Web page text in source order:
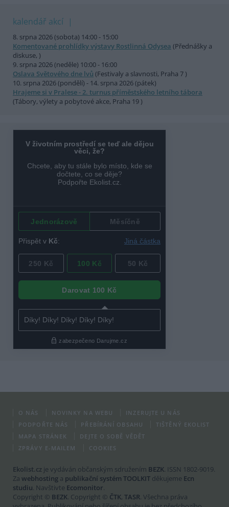
kalendář akcí
8. srpna 2026 (sobota) 14:00 - 15:00
Komentované prohlídky výstavy Rostlinná Odysea (Přednášky a
diskuse, )
9. srpna 2026 (neděle) 10:00 - 16:00
Oslava Světového dne lvů (Festivaly a slavnosti, Praha 7 )
10. srpna 2026 (pondělí) - 14. srpna 2026 (pátek)
Hrajeme si v Pralese - 2. turnus příměstského letního tábora
(Tábory, výlety a pobytové akce, Praha 19 )
O NÁS NOVINKY NA WEBU
INZERUJTE U NÁS
PODPOŘTE NÁS
PŘEBÍRÁNÍ OBSAHU
TIŠTĚNÝ EKOLIST
MAPA STRÁNEK
DEJTE O SOBĚ VĚDĚT
ZPRÁVY E-MAILEM
COOKIES
Ekolist.cz je vydáván občanským sdružením BEZK. ISSN 1802-9019.
Za webhosting a publikační systém TOOLKIT děkujeme Ecn
studiu. Navštivte Ecomonitor.
Copyright © BEZK. Copyright © ČTK, TASR. Všechna práva